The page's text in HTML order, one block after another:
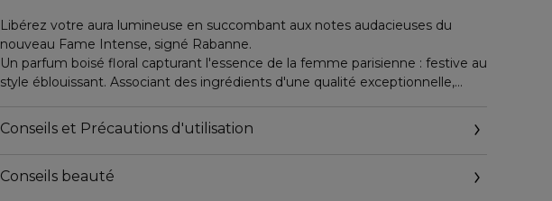
Libérez votre aura lumineuse en succombant aux notes audacieuses du
nouveau Fame Intense, signé Rabanne.
Un parfum boisé floral capturant l'essence de la femme parisienne : festive au
style éblouissant. Associant des ingrédients d'une qualité exceptionnelle,
solaire marié à des arômes d'un encens opulent et aux notes crémeuses du
bois de santal.
se pare d'une enveloppe dorée fascinante.
Conseils et Précautions d'utilisation
Conseils beauté